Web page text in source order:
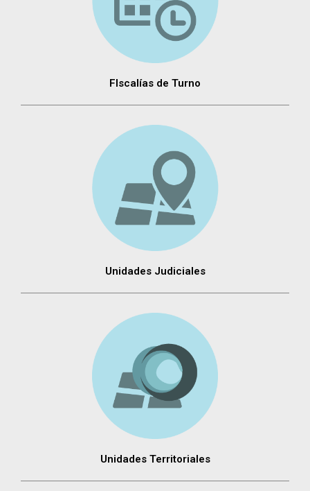
FIscalías de Turno
Unidades Judiciales
Unidades Territoriales